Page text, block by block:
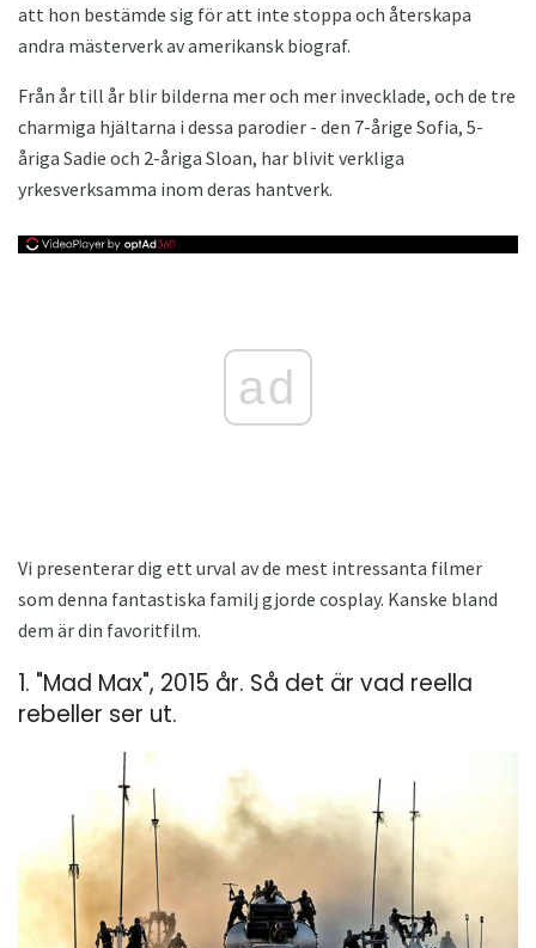
att hon bestämde sig för att inte stoppa och återskapa
andra mästerverk av amerikansk biograf.
Från år till år blir bilderna mer och mer invecklade, och de tre
charmiga hjältarna i dessa parodier - den 7-årige Sofia, 5-
åriga Sadie och 2-åriga Sloan, har blivit verkliga
yrkesverksamma inom deras hantverk.
ad
Vi presenterar dig ett urval av de mest intressanta filmer
som denna fantastiska familj gjorde cosplay. Kanske bland
dem är din favoritfilm.
1. "Mad Max", 2015 år. Så det är vad reella
rebeller ser ut.